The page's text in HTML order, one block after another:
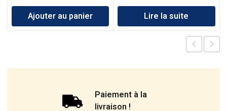
Ajouter au panier
Lire la suite
Paiement à la
livraison !